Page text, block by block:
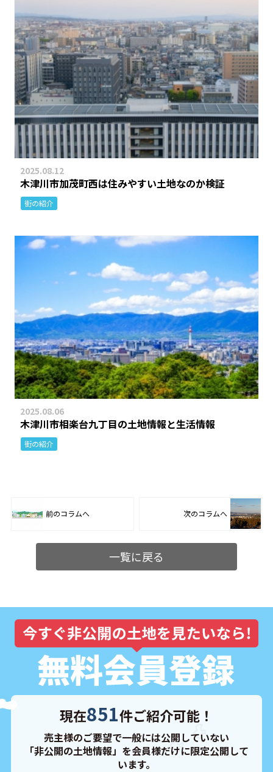
2025.08.12
木津川市加茂町西は住みやすい土地なのか検証
街の紹介
2025.08.06
木津川市相楽台九丁目の土地情報と生活情報
街の紹介
前のコラムへ 次のコラムへ
一覧に戻る
現在851件ご紹介可能！
売主様のご要望で一般には公開していない
「非公開の土地情報」を会員様だけに限定公開して
います。